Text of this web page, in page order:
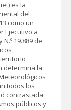
es la
del
como un
Ejecutivo a
19.889 de
determina la
todos los
contrastada
públicos y